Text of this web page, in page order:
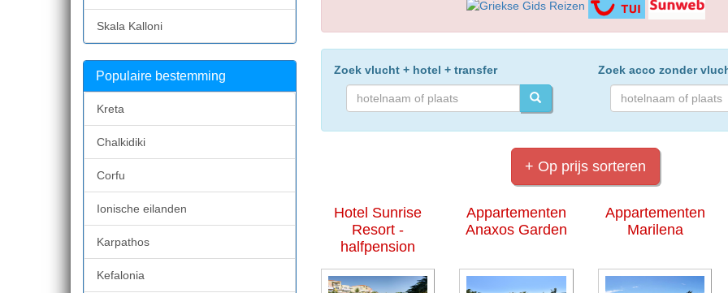
Zoek vlucht + hotel + transfer Zoek acco zonder
+ Op prijs sorteren
Hotel Sunrise
Resort -
halfpension
Appartementen
Anaxos Garden
Appartementen
Marilena
Skala Kalloni
Populaire bestemming
Kreta
Chalkidiki
Corfu
Ionische eilanden
Karpathos
Kefalonia